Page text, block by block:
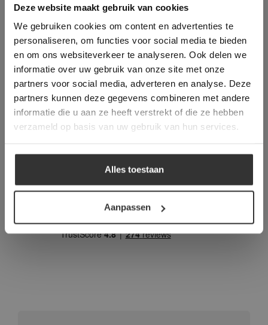
Deze website maakt gebruik van cookies
We gebruiken cookies om content en advertenties te
personaliseren, om functies voor social media te bieden
en om ons websiteverkeer te analyseren. Ook delen we
informatie over uw gebruik van onze site met onze
partners voor social media, adverteren en analyse. Deze
partners kunnen deze gegevens combineren met andere
informatie die u aan ze heeft verstrekt of die ze hebben
verzameld op basis van uw gebruik van hun services.
Alles toestaan
Aanpassen
projecten:
materialen in Biggekerke
This Cookie Banner was deleted and is no
longer working. Please contact the website
administrator.
Deze website gebruikt cookies om de
gebruikerservaring te verbeteren. Door
gebruik te maken van onze website geeft u
toestemming voor alle cookies in
overeenstemming met ons cookiebeleid.Lees
verder
ALLES ACCEPTEREN
ALLES AFWIJZEN
DETAILS WEERGEVEN